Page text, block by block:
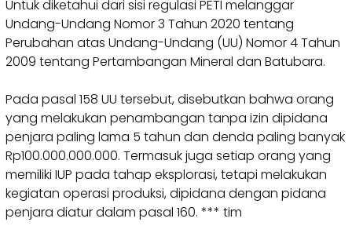
‎Untuk diketahui dari sisi regulasi PETI melanggar
Undang-Undang Nomor 3 Tahun 2020 tentang
Perubahan atas Undang-Undang (UU) Nomor 4 Tahun
2009 tentang Pertambangan Mineral dan Batubara.
‎Pada pasal 158 UU tersebut, disebutkan bahwa orang
yang melakukan penambangan tanpa izin dipidana
penjara paling lama 5 tahun dan denda paling banyak
Rp100.000.000.000. Termasuk juga setiap orang yang
memiliki IUP pada tahap eksplorasi, tetapi melakukan
kegiatan operasi produksi, dipidana dengan pidana
penjara diatur dalam pasal 160. *** tim